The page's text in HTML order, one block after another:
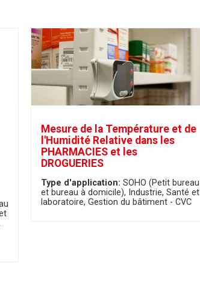
Mesure de la Température et de
l'Humidité Relative dans les
PHARMACIES et les
DROGUERIES
Type d'application: SOHO (Petit bureau
et bureau à domicile)
Industrie Santé et
laboratoire Gestion du bâtiment - CVC